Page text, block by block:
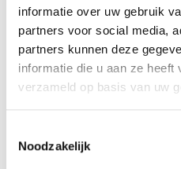
informatie over uw gebruik
partners voor social media,
partners kunnen deze
informatie die u aan ze
verzameld op basis van uw
Noodzakelijk